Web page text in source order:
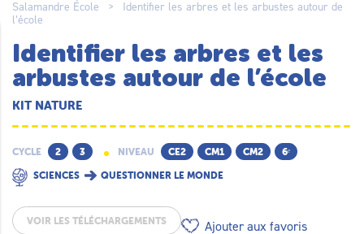
Salamandre École >
Identifier les arbres et les arbustes autour de
l’école
Identifier les arbres et les
arbustes autour de l’école
KIT NATURE
CYCLE 2 3 NIVEAU CE2 CM1 CM2
6ᵉ
SCIENCES
QUESTIONNER LE MONDE
VOIR LES TÉLÉCHARGEMENTS Ajouter aux favoris